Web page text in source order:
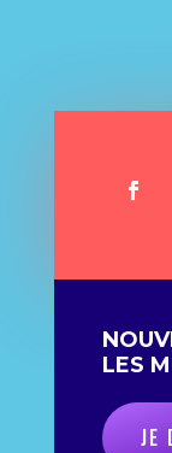
LES
JE